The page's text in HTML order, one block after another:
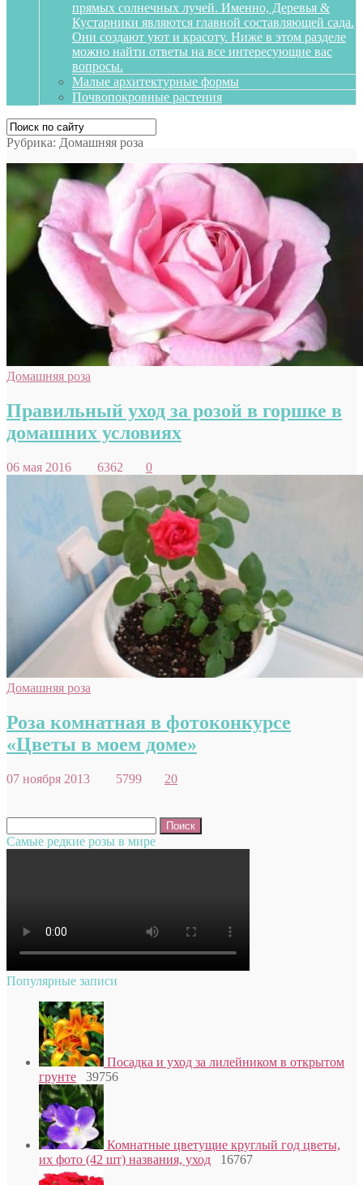
прямых солнечных лучей. Именно, Деревья &
Кустарники являются главной составляющей сада.
Они создают уют и красоту. Ниже в этом разделе
можно найти ответы на все интересующие вас
вопросы.
Малые архитектурные формы
Почвопокровные растения
Рубрика: Домашняя роза
Домашняя роза
Правильный уход за розой в горшке в
домашних условиях
06 мая 2016 6362 0
Домашняя роза
Роза комнатная в фотоконкурсе
«Цветы в моем доме»
07 ноября 2013 5799 20
Самые редкие розы в мире
Популярные записи
Посадка и уход за лилейником в открытом
грунте
39756
Комнатные цветущие круглый год цветы,
их фото (42 шт) названия, уход
16767